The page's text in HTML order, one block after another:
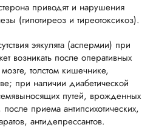
приводят и нарушения
(гипотиреоз и тиреотоксикоз).
эякулята (аспермии) при
возникать после оперативных
толстом кишечнике,
при наличии диабетической
путей, врожденных
приема антипсихотических,
антидепрессантов.